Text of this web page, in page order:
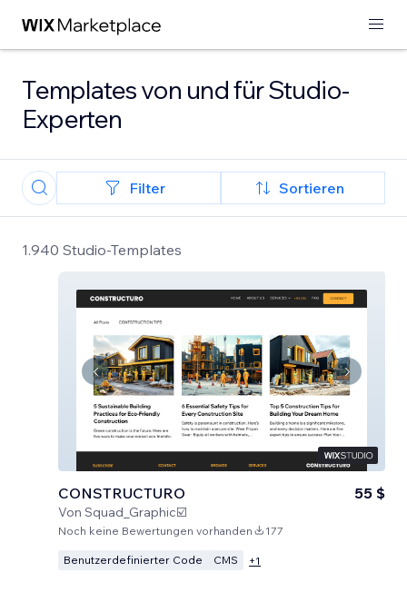
Templates von und für Studio-
Experten
Filter Sortieren
1.940 Studio-Templates
CONSTRUCTURO
Von Squad_Graphic☑️
55 $
Noch keine Bewertungen vorhanden 177
Benutzerdefinierter Code CMS +1